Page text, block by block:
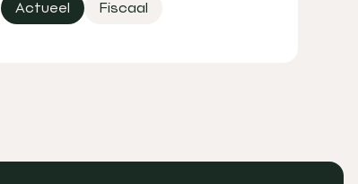
Actueel Fiscaal